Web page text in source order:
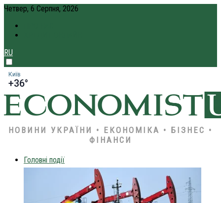
Четвер, 6 Серпня, 2026
RU
Київ
+36°
НОВИНИ УКРАЇНИ • ЕКОНОМІКА • БІЗНЕС •
ФІНАНСИ
Головні події